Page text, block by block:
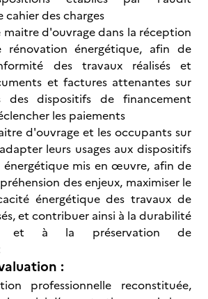
des charges
d'ouvrage dans la réception
rénovation énergétique, afin de
des travaux réalisés et
et factures attenantes sur
des dispositifs de financement
les paiements
d'ouvrage et les occupants sur
leurs usages aux dispositifs
mis en œuvre, afin de
des enjeux, maximiser le
énergétique des travaux de
et contribuer ainsi à la durabilité
et à la préservation de
:
professionnelle reconstituée,